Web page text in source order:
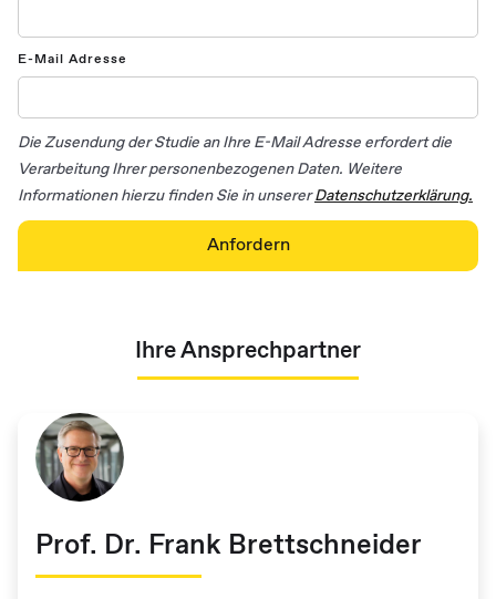
E-Mail Adresse
Die Zusendung der Studie an Ihre E-Mail Adresse erfordert die
Verarbeitung Ihrer personenbezogenen Daten. Weitere
Informationen hierzu finden Sie in unsererDatenschutzerklärung.
Ihre Ansprechpartner
Prof. Dr. Frank Brettschneider